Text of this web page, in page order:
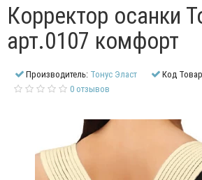
Корректор осанки
арт.0107 комфорт
Производитель: Тонус Эласт Код
0 отзывов